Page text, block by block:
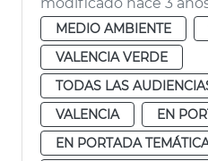
MEDIO AMBIENTE
VALENCIA VERDE
TODAS LAS
VALENCIA
EN
EN PORTADA